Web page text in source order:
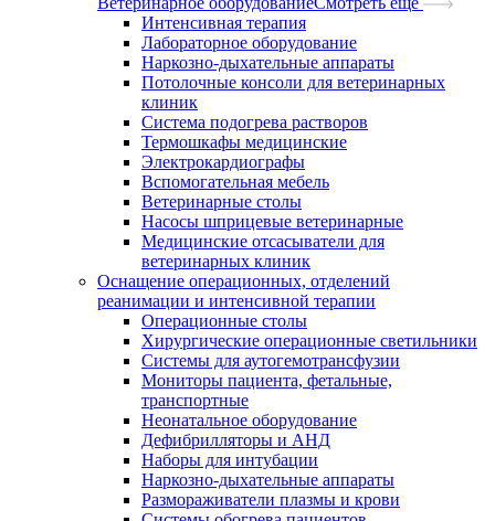
Интенсивная терапия
Лабораторное оборудование
Наркозно-дыхательные аппараты
Потолочные консоли для ветеринарных
клиник
Система подогрева растворов
Термошкафы медицинские
Электрокардиографы
Вспомогательная мебель
Ветеринарные столы
Насосы шприцевые ветеринарные
Медицинские отсасыватели для
ветеринарных клиник
Оснащение операционных, отделений
реанимации и интенсивной терапии
Операционные столы
Хирургические операционные светильники
Системы для аутогемотрансфузии
Мониторы пациента, фетальные,
транспортные
Неонатальное оборудование
Дефибрилляторы и АНД
Наборы для интубации
Наркозно-дыхательные аппараты
Размораживатели плазмы и крови